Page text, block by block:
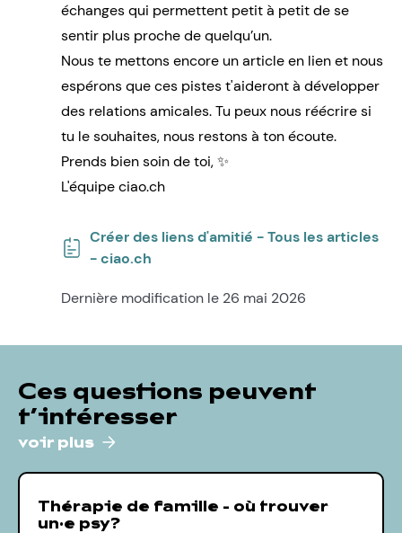
échanges qui permettent petit à petit de se
sentir plus proche de quelqu’un.
Nous te mettons encore un article en lien et nous
espérons que ces pistes t'aideront à développer
des relations amicales. Tu peux nous réécrire si
tu le souhaites, nous restons à ton écoute.
Prends bien soin de toi, ✨
L'équipe ciao.ch
Créer des liens d'amitié - Tous les articles
- ciao.ch
Dernière modification le 26 mai 2026
Ces questions peuvent
t’intéresser
voir plus
Thérapie de famille - où trouver
un·e psy?